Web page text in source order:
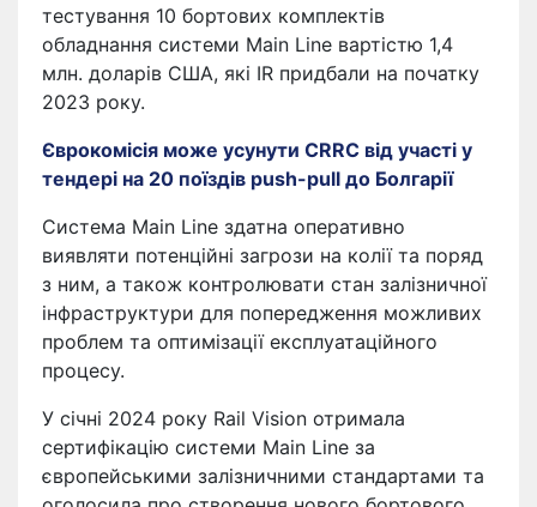
тестування 10 бортових комплектів
обладнання системи Main Line вартістю 1,4
млн. доларів США, які IR придбали на початку
2023 року.
Єврокомісія може усунути CRRC від участі у
тендері на 20 поїздів push-pull до Болгарії
Система Main Line здатна оперативно
виявляти потенційні загрози на колії та поряд
з ним, а також контролювати стан залізничної
інфраструктури для попередження можливих
проблем та оптимізації експлуатаційного
процесу.
У січні 2024 року Rail Vision отримала
сертифікацію системи Main Line за
європейськими залізничними стандартами та